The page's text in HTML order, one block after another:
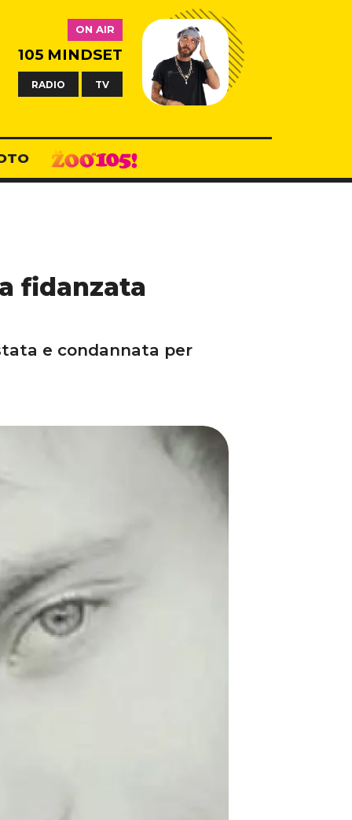
ON AIR
105 MINDSET
RADIO TV
fidanzata
e condannata per